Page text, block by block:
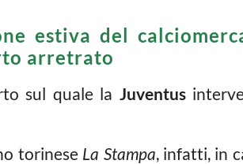
estiva del
arretrato
sul quale la Juventus
torinese La Stampa, infatti, in